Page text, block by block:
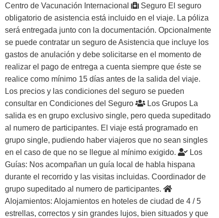
Centro de Vacunación Internacional Seguro El seguro
obligatorio de asistencia está incluido en el viaje. La póliza
será entregada junto con la documentación. Opcionalmente
se puede contratar un seguro de Asistencia que incluye los
gastos de anulación y debe solicitarse en el momento de
realizar el pago de entrega a cuenta siempre que éste se
realice como mínimo 15 días antes de la salida del viaje.
Los precios y las condiciones del seguro se pueden
consultar en Condiciones del Seguro Los Grupos La
salida es en grupo exclusivo single, pero queda supeditado
al numero de participantes. El viaje está programado en
grupo single, pudiendo haber viajeros que no sean singles
en el caso de que no se llegue al mínimo exigido.
Los
Guías: Nos acompañan un guía local de habla hispana
durante el recorrido y las visitas incluidas. Coordinador de
grupo supeditado al numero de participantes.
Alojamientos: Alojamientos en hoteles de ciudad de 4 / 5
estrellas, correctos y sin grandes lujos, bien situados y que